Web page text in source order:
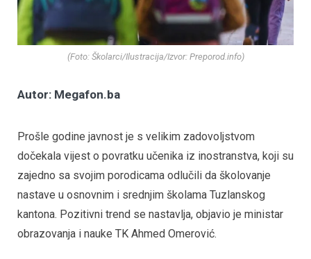
(Foto: Školarci/Ilustracija/Izvor: Preporod.info)
Autor: Megafon.ba
Prošle godine javnost je s velikim zadovoljstvom
dočekala vijest o povratku učenika iz inostranstva, koji su
zajedno sa svojim porodicama odlučili da školovanje
nastave u osnovnim i srednjim školama Tuzlanskog
kantona. Pozitivni trend se nastavlja, objavio je ministar
obrazovanja i nauke TK Ahmed Omerović.